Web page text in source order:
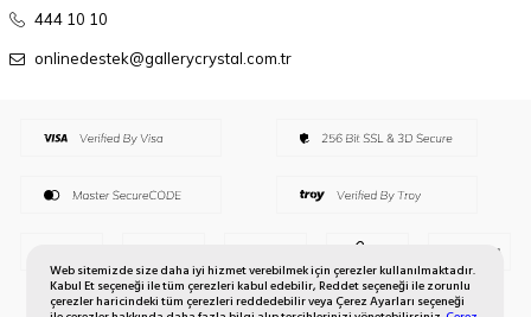
Web sitemizde size daha iyi hizmet verebilmek için çerezler kullanılmaktadır.
Kabul Et seçeneği ile tüm çerezleri kabul edebilir, Reddet seçeneği ile zorunlu
çerezler haricindeki tüm çerezleri reddedebilir veya Çerez Ayarları seçeneği
444 10 10
onlinedestek@gallerycrystal.com.tr